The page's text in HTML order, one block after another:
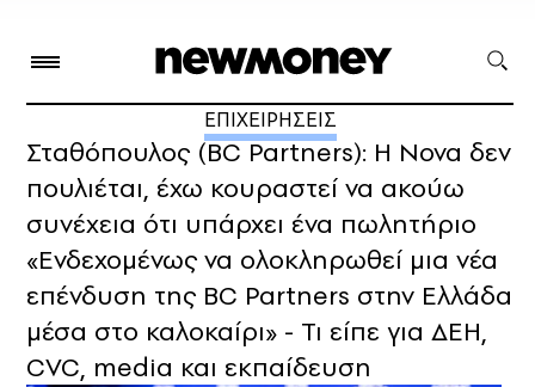
ΕΠΙΧΕΙΡΗΣΕΙΣ
Σταθόπουλος (BC Partners): Η Nova δεν
πουλιέται, έχω κουραστεί να ακούω
συνέχεια ότι υπάρχει ένα πωλητήριο
«Ενδεχομένως να ολοκληρωθεί μια νέα
επένδυση της BC Partners στην Ελλάδα
μέσα στο καλοκαίρι» - Τι είπε για ΔΕΗ,
CVC, media και εκπαίδευση